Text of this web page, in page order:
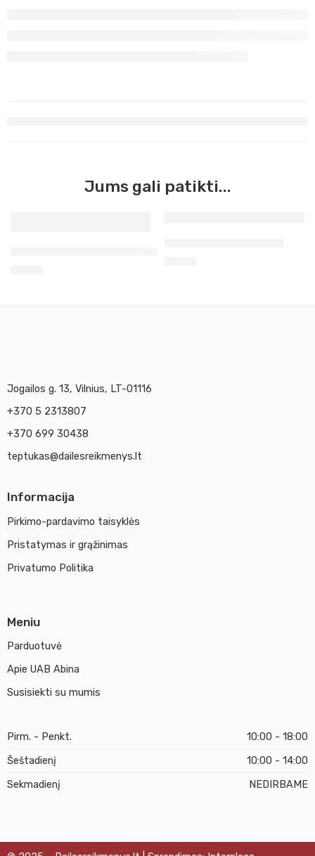
Jums gali patikti...
Jogailos g. 13, Vilnius, LT-01116
+370 5 2313807
+370 699 30438
teptukas@dailesreikmenys.lt
Informacija
Pirkimo-pardavimo taisyklės
Pristatymas ir grąžinimas
Privatumo Politika
Meniu
Parduotuvė
Apie UAB Abina
Susisiekti su mumis
Pirm. - Penkt.
10:00 - 18:00
Šeštadienį
10:00 - 14:00
Sekmadienį
NEDIRBAME